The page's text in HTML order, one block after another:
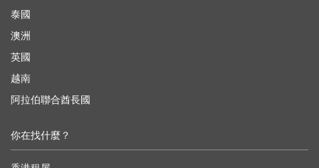
泰國
澳洲
英國
越南
阿拉伯聯合酋長國
你在找什麼？